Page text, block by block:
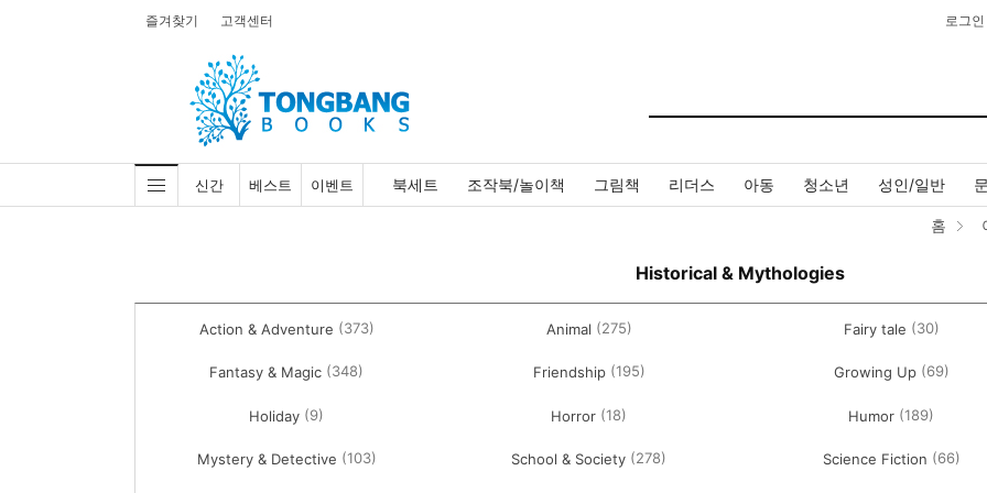
즐겨찾기 고객센터 로그인
신간 베스트 이벤트 북세트 조작북/놀이책 그림책 리더스 아동 청소년 성인/일반
홈
Historical & Mythologies
Action & Adventure (373) Animal (275) Fairy tale (30)
Fantasy & Magic (348) Friendship (195) Growing Up (69)
Holiday (9) Horror (18) Humor (189)
Mystery & Detective (103) School & Society (278) Science Fiction (66)